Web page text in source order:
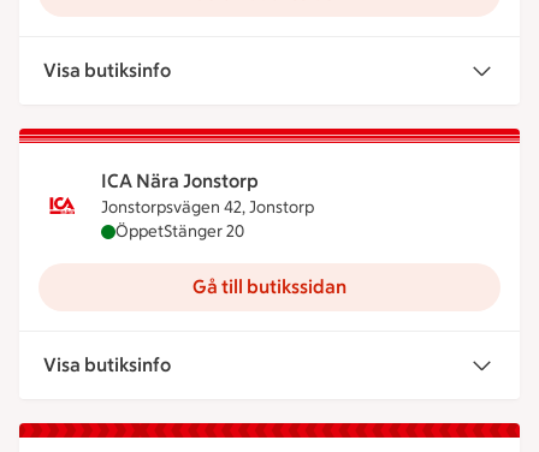
Visa butiksinfo
ICA Nära Jonstorp
Jonstorpsvägen 42, Jonstorp
ICA Nära Jonstorp är öppen nu, stänger klockan
ÖppetStänger 20
Gå till butikssidan
Visa butiksinfo